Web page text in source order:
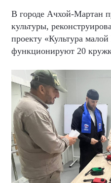
В городе Ачхой-Мартан
культуры,
проекту «Культура
функционируют 20